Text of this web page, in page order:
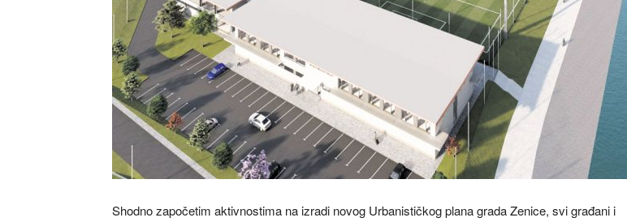
Shodno započetim aktivnostima na izradi novog Urbanističkog plana grada Zenice, svi građani i